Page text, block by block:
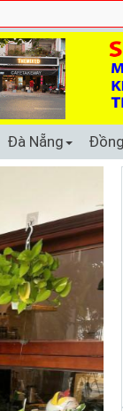
Đà Nẵng